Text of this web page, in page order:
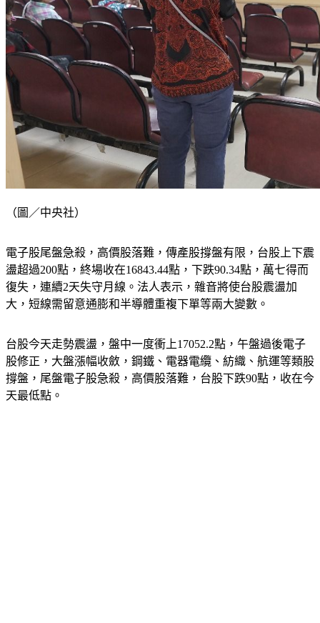
電子股尾盤急殺，高價股落難，傳產股撐盤有限，台股上下震
盪超過200點，終場收在16843.44點，下跌90.34點，萬七得而
復失，連續2天失守月線。法人表示，雜音將使台股震盪加
台股今天走勢震盪，盤中一度衝上17052.2點，午盤過後電子
股修正，大盤漲幅收斂，鋼鐵、電器電纜、紡織、航運等類股
撐盤，尾盤電子股急殺，高價股落難，台股下跌90點，收在今